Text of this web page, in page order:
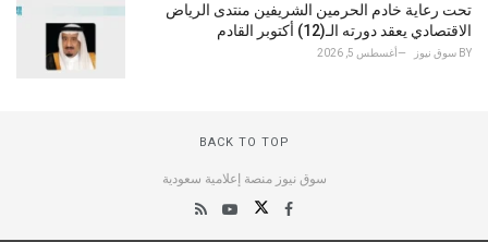
تحت رعاية خادم الحرمين الشريفين منتدى الرياض
الاقتصادي يعقد دورته الـ(12) أكتوبر القادم
BY سوق نيوز أغسطس 5, 2026
BACK TO TOP
سوق نيوز منصة إعلامية سعودية